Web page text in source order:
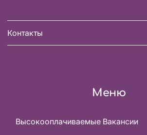
Контакты
Меню
Высокооплачиваемые Вакансии